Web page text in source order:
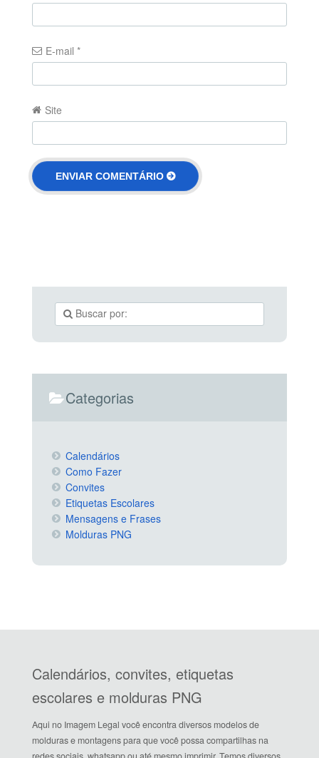
E-mail *
Site
Categorias
Calendários
Como Fazer
Convites
Etiquetas Escolares
Mensagens e Frases
Molduras PNG
Calendários, convites, etiquetas
escolares e molduras PNG
Aqui no Imagem Legal você encontra diversos modelos de
molduras e montagens para que você possa compartilhas na